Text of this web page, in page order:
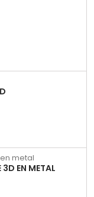
EN METAL